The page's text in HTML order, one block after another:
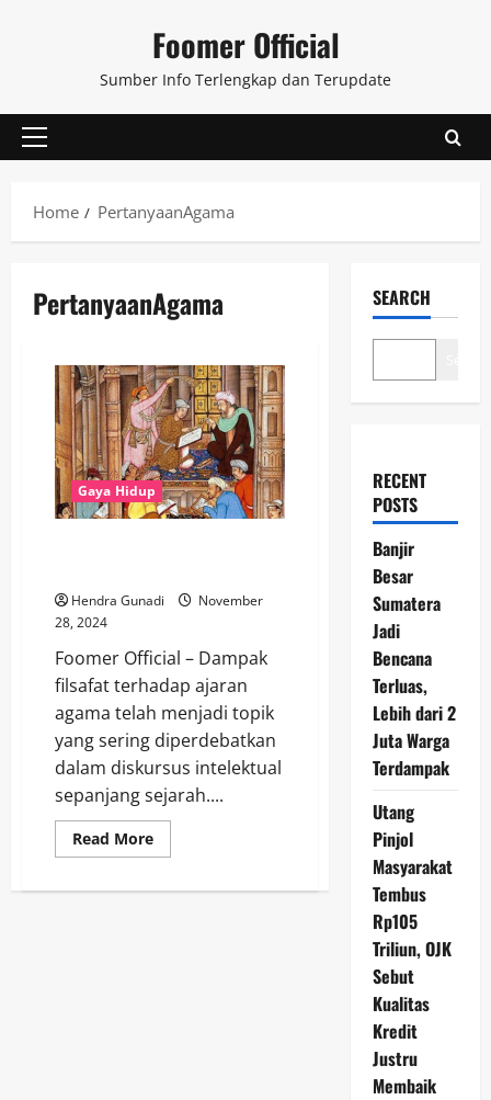
Foomer Official
Sumber Info Terlengkap dan Terupdate
Primary
Home
PertanyaanAgama
PertanyaanAgama
Gaya Hidup
Hendra Gunadi
November
28, 2024
Foomer Official – Dampak
filsafat terhadap ajaran
agama telah menjadi topik
yang sering diperdebatkan
dalam diskursus intelektual
sepanjang sejarah....
Read MoreRead
more
Dogma:
SEARCH
RECENT
POSTS
Banjir
Besar
Sumatera
Jadi
Bencana
Terluas,
Lebih dari 2
Juta Warga
Terdampak
Utang
Pinjol
Masyarakat
Tembus
Rp105
Triliun, OJK
Sebut
Kualitas
Kredit
Justru
Membaik